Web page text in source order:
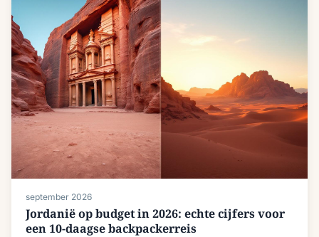
september 2026
Jordanië op budget in 2026: echte cijfers voor
een 10-daagse backpackerreis